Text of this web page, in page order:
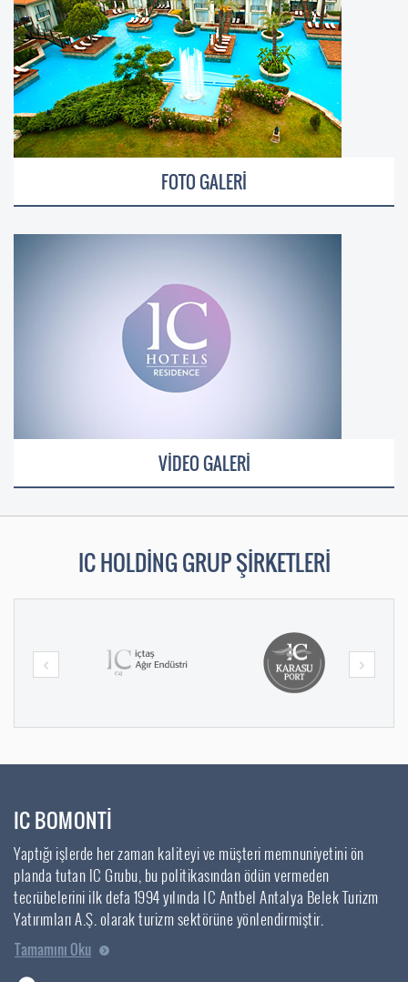
FOTO GALERİ
VİDEO GALERİ
IC HOLDİNG GRUP ŞİRKETLERİ
IC BOMONTİ
Yaptığı işlerde her zaman kaliteyi ve müşteri memnuniyetini ön
planda tutan IC Grubu, bu politikasından ödün vermeden
tecrübelerini ilk defa 1994 yılında IC Antbel Antalya Belek Turizm
Yatırımları A.Ş. olarak turizm sektörüne yönlendirmiştir.
Tamamını Oku